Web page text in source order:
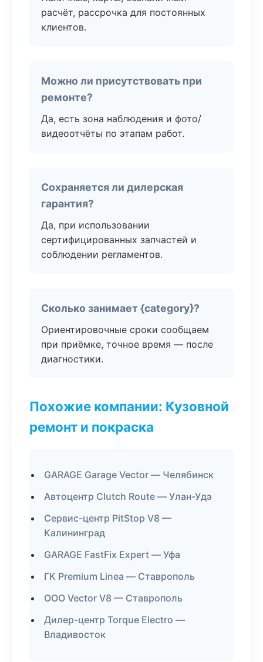
расчёт, рассрочка для постоянных
клиентов.
Можно ли присутствовать при
ремонте?
Да, есть зона наблюдения и фото/
видеоотчёты по этапам работ.
Сохраняется ли дилерская
гарантия?
Да, при использовании
сертифицированных запчастей и
соблюдении регламентов.
Сколько занимает {category}?
Ориентировочные сроки сообщаем
при приёмке, точное время — после
диагностики.
Похожие компании: Кузовной
ремонт и покраска
GARAGE Garage Vector — Челябинск
Автоцентр Clutch Route — Улан-Удэ
Сервис-центр PitStop V8 —
Калининград
GARAGE FastFix Expert — Уфа
ГК Premium Linea — Ставрополь
ООО Vector V8 — Ставрополь
Дилер-центр Torque Electro —
Владивосток